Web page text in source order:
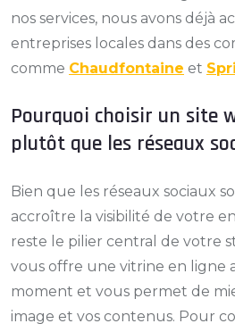
nos services, nous avons déjà
entreprises locales dans des
comme Chaudfontaine et
Pourquoi choisir un site
plutôt que les réseaux
Bien que les réseaux sociaux
accroître la visibilité de votre
reste le pilier central de votre
vous offre une vitrine en ligne
moment et vous permet de
image et vos contenus. Pour